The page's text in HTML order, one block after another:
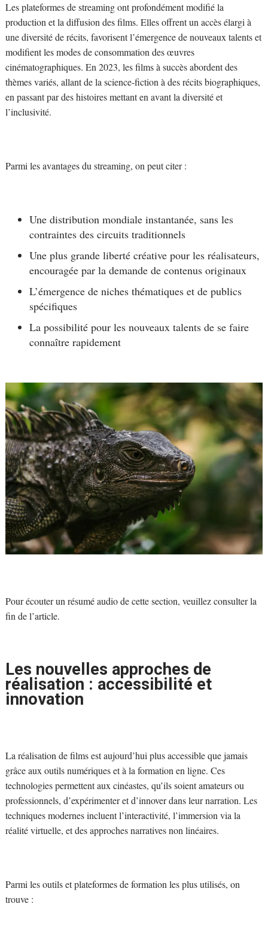
Les plateformes de streaming ont profondément modifié la
production et la diffusion des films. Elles offrent un accès élargi à
une diversité de récits, favorisent l’émergence de nouveaux talents et
modifient les modes de consommation des œuvres
cinématographiques. En 2023, les films à succès abordent des
thèmes variés, allant de la science-fiction à des récits biographiques,
en passant par des histoires mettant en avant la diversité et
l’inclusivité.
Parmi les avantages du streaming, on peut citer :
Une distribution mondiale instantanée, sans les
contraintes des circuits traditionnels
Une plus grande liberté créative pour les réalisateurs,
encouragée par la demande de contenus originaux
L’émergence de niches thématiques et de publics
spécifiques
La possibilité pour les nouveaux talents de se faire
connaître rapidement
Pour écouter un résumé audio de cette section, veuillez consulter la
fin de l’article.
Les nouvelles approches de
réalisation : accessibilité et
innovation
La réalisation de films est aujourd’hui plus accessible que jamais
grâce aux outils numériques et à la formation en ligne. Ces
technologies permettent aux cinéastes, qu’ils soient amateurs ou
professionnels, d’expérimenter et d’innover dans leur narration. Les
techniques modernes incluent l’interactivité, l’immersion via la
réalité virtuelle, et des approches narratives non linéaires.
Parmi les outils et plateformes de formation les plus utilisés, on
trouve :